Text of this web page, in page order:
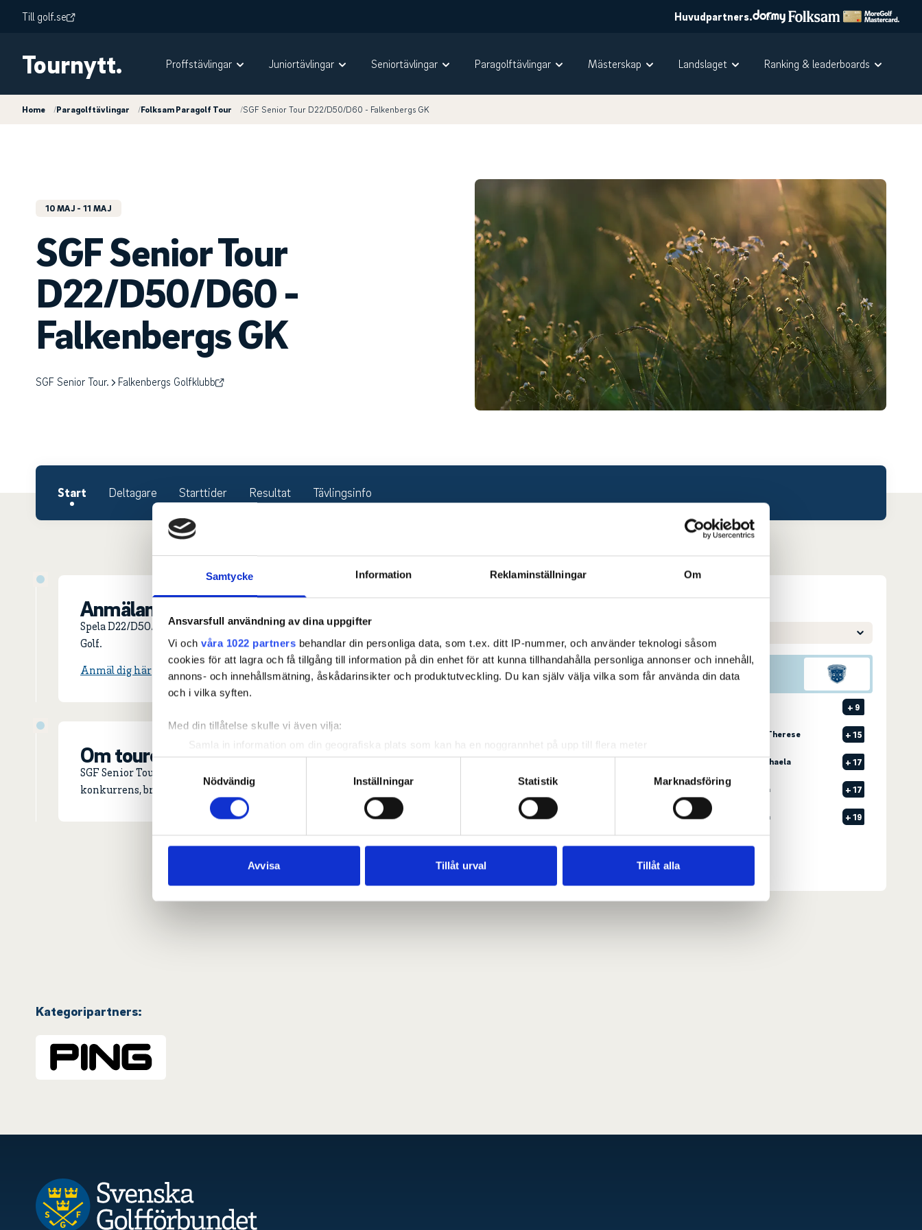
Samtycke Information Reklaminställningar Om
Ansvarsfull användning av dina uppgifter
Vi och våra 1022 partners behandlar din personliga data, som t.ex. ditt IP-nummer, och använder teknologi såsom
cookies för att lagra och få tillgång till information på din enhet för att kunna tillhandahålla personliga annonser och innehåll,
annons- och innehållsmätning, åskådarinsikter och produktutveckling. Du kan själv välja vilka som får använda din data
och i vilka syften.
Med din tillåtelse skulle vi även vilja:
Samla in information om din geografiska plats som kan ha en noggrannhet på upp till flera meter
Identifiera din enhet genom att aktivt skanna den för specifika kännetecken (fingeravtryck)
Ta reda på mer om hur dina personliga uppgifter behandlas och ställ in dina preferenser i
detaljsektionen. Du kan ändra
eller dra tillbaka ditt samtycke när som helst från cookie-förklaringen.
sociala medier och analysera vår trafik. Vi vidarebefordrar även sådana identifierare och annan information från din enhet
till de sociala medier och annons- och analysföretag som vi samarbetar med. Dessa kan i sin tur kombinera informationen
Samtyckesval
Nödvändig
Inställningar Statistik Marknadsföring
Avvisa Tillåt urval Tillåt alla
Till golf.se Huvudpartners.
Tournytt. Proffstävlingar Juniortävlingar Seniortävlingar Paragolftävlingar Mästerskap Landslaget Ranking & leaderboards
Home /Paragolftävlingar /Folksam Paragolf Tour /SGF Senior Tour D22/D50/D60 - Falkenbergs GK
10 MAJ - 11 MAJ
SGF Senior Tour
D22/D50/D60 -
Falkenbergs GK
SGF Senior Tour. Falkenbergs Golfklubb
Start Deltagare Starttider Resultat Tävlingsinfo
Anmälan.
Spela D22/D50/D60 på Falkenbergs Golfklubb. Anmälan stänger den 6 maj 2025 och sker vi Min
Golf.
Anmäl dig här
Om touren.
SGF Senior Tour är touren för dig som vill spela på bra, välpreparerade banor över hela landet – i tuff
konkurrens, bra stämning och härlig gemenskap.
Klicka här för att läsa mer om touren.
Leaderboard.
Pos Namn
+ 9
FREDRIKSSON, Therese +15
NORDGREN, Michaela +17
T3 3 WALLMAN, Anna +17
3 ÖJESKÄR, Olivia +19
Senast uppdaterad:09:44
Se full leaderboard
Kategoripartners: